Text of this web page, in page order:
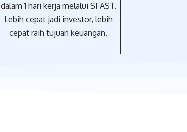
dalam 1 hari kerja melalui SFAST.
Lebih cepat jadi investor, lebih
cepat raih tujuan keuangan.